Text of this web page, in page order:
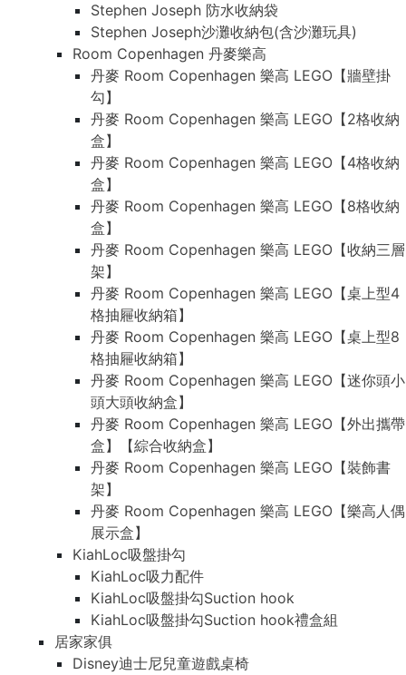
Stephen Joseph 防水收納袋
Stephen Joseph沙灘收納包(含沙灘玩具)
Room Copenhagen 丹麥樂高
丹麥 Room Copenhagen 樂高 LEGO【牆壁掛
勾】
丹麥 Room Copenhagen 樂高 LEGO【2格收納
盒】
丹麥 Room Copenhagen 樂高 LEGO【4格收納
盒】
丹麥 Room Copenhagen 樂高 LEGO【8格收納
盒】
丹麥 Room Copenhagen 樂高 LEGO【收納三層
架】
丹麥 Room Copenhagen 樂高 LEGO【桌上型4
格抽屜收納箱】
丹麥 Room Copenhagen 樂高 LEGO【桌上型8
格抽屜收納箱】
丹麥 Room Copenhagen 樂高 LEGO【迷你頭小
頭大頭收納盒】
丹麥 Room Copenhagen 樂高 LEGO【外出攜帶
盒】【綜合收納盒】
丹麥 Room Copenhagen 樂高 LEGO【裝飾書
架】
丹麥 Room Copenhagen 樂高 LEGO【樂高人偶
展示盒】
KiahLoc吸盤掛勾
KiahLoc吸力配件
KiahLoc吸盤掛勾Suction hook
KiahLoc吸盤掛勾Suction hook禮盒組
居家家俱
Disney迪士尼兒童遊戲桌椅